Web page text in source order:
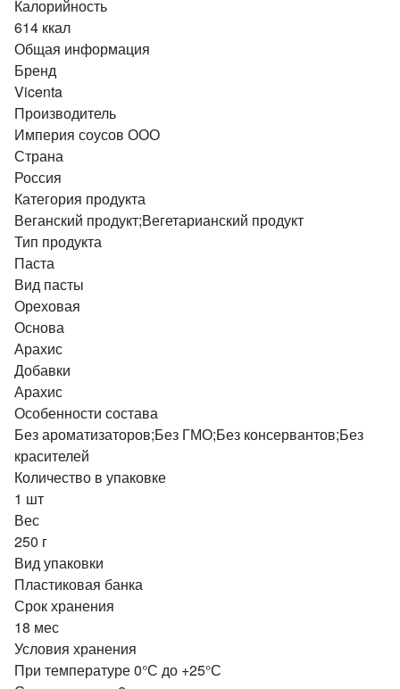
Калорийность
614 ккал
Общая информация
Бренд
Vicenta
Производитель
Империя соусов ООО
Страна
Россия
Категория продукта
Веганский продукт;Вегетарианский продукт
Тип продукта
Паста
Вид пасты
Ореховая
Основа
Арахис
Добавки
Арахис
Особенности состава
Без ароматизаторов;Без ГМО;Без консервантов;Без
красителей
Количество в упаковке
1 шт
Вес
250 г
Вид упаковки
Пластиковая банка
Срок хранения
18 мес
Условия хранения
При температуре 0°С до +25°С